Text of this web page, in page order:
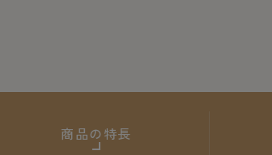
商品の特長